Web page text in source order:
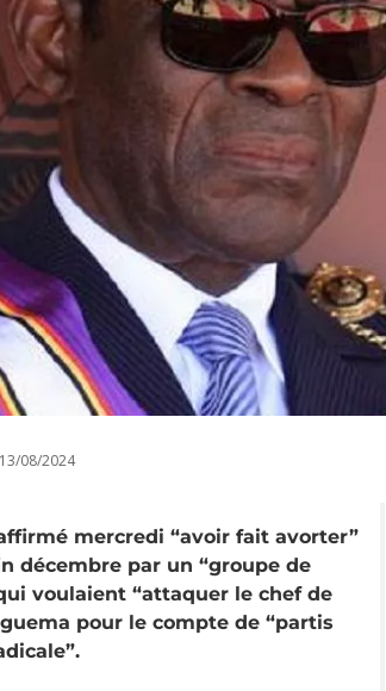
13/08/2024
mercredi “avoir fait avorter”
décembre par un “groupe de
voulaient “attaquer le chef de
pour le compte de “partis